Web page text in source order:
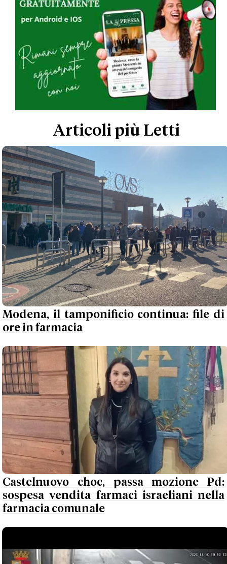
Articoli più Letti
Modena, il tamponificio continua: file di
ore in farmacia
Castelnuovo choc, passa mozione Pd:
sospesa vendita farmaci israeliani nella
farmacia comunale